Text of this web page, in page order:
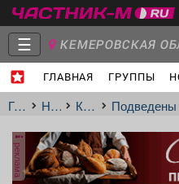
☰ КЕМЕРОВСКАЯ
МЕЖДУРЕЧЕНСК-
ГЛАВНАЯ ГРУППЫ
Главная
ГлавнаяНовостиКультураПодведены итоги VI
реклама